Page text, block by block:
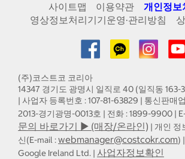
사이트맵 이용약관
개인정보
영상정보처리기기운영·관리방침
(주)코스트코 코리아
14347 경기도 광명시 일직로 40 (일직동 163-
| 사업자 등록번호 : 107-81-63829 | 통신판매
2013-경기광명-0013호 | 전화 : 1899-9900 |
문의 바로가기 ▶ (매장/온라인) | 개인 정
신(E-mail :webmanager@costcokr.com)
Google Ireland Ltd. | 사업자정보확인